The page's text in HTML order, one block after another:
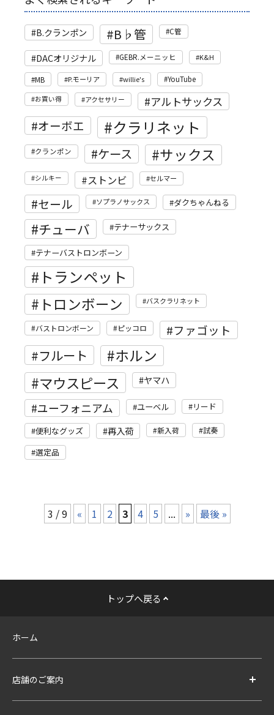
B.クランポン B♭管 C管
DACオリジナル GEBR.メーニッヒ K&H
MB P.モーリア willie's YouTube
お買い得 アクセサリー アルトサックス
オーボエ クラリネット
クランポン ケース サックス
シルキー ストンビ セルマー
セール ソプラノサックス ダクちゃんねる
チューバ テナーサックス
テナーバストロンボーン
トランペット
トロンボーン バスクラリネット
バストロンボーン ピッコロ ファゴット
フルート ホルン
マウスピース ヤマハ
ユーフォニアム ユーベル リード
便利なグッズ 再入荷 新入荷 試奏
選定品
3 / 9 « 1 2 3 4 5 ... » 最後 »
トップへ戻る
ホーム
店舗のご案内